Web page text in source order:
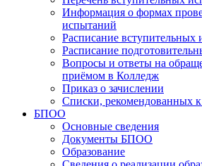
Информация о формах
испытаний
Расписание вступительных
Расписание
Вопросы и ответы на
приёмом в Колледж
Приказ о зачислении
Списки, рекомендованных
БПОО
Основные сведения
Документы БПОО
Образование